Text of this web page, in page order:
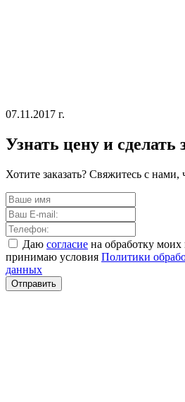
07.11.2017 г.
Узнать цену и сделать
Хотите заказать? Свяжитесь с
Даю согласие на обработку
принимаю условия Политики
данных
Отправить